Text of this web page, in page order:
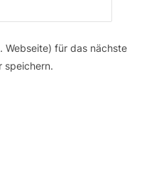
Webseite) für das nächste
speichern.